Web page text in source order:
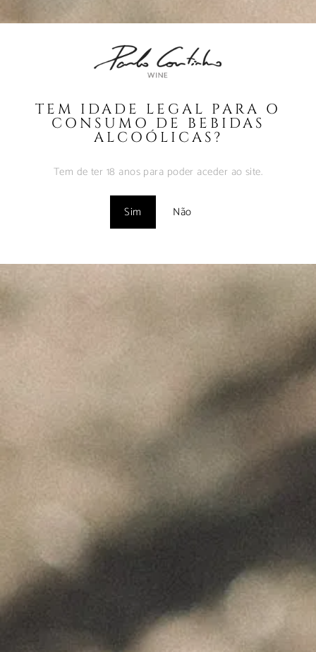
TEM IDADE LEGAL PARA O
CONSUMO DE BEBIDAS
ALCOÓLICAS?
Tem de ter 18 anos para poder aceder ao site.
Sim Não
dos Vinhos de Paulo
Fevereiro 10, 2025
MUST – VINHA da
FONTE – Nov2024
Fevereiro 9, 2025
BORRAJO – Set2024
Vinhos com Assinatura
Maio 1, 2024
"Wine is not made for winemakers and
their friends alone, but I wish I will always
have plenty of them to share it with."
+351 912 844 136
Celeirós do Douro - Sabrosa
info@paulocoutinho.wine
www.paulocoutinho.wine